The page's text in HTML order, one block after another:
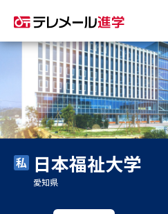
資料請求
大学・短大の資料種類から請求
大学パンフ
集要項＆願書
日本福祉大学
愛知県